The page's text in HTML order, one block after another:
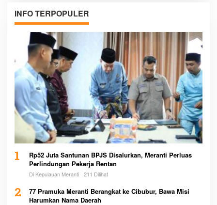
INFO TERPOPULER
1
Rp52 Juta Santunan BPJS Disalurkan, Meranti Perluas
Perlindungan Pekerja Rentan
Di Kepulauan Meranti 211 Dilihat
2
77 Pramuka Meranti Berangkat ke Cibubur, Bawa Misi
Harumkan Nama Daerah